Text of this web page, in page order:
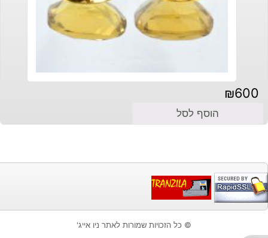
₪600
הוסף לסל
© כל הזכויות שמורות לאתר ניו אייג'